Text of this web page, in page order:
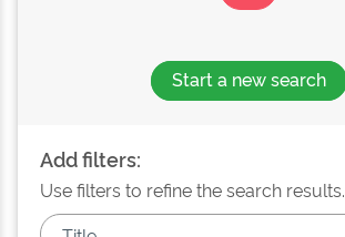
Start a new search
Add filters:
Use filters to refine the search results.